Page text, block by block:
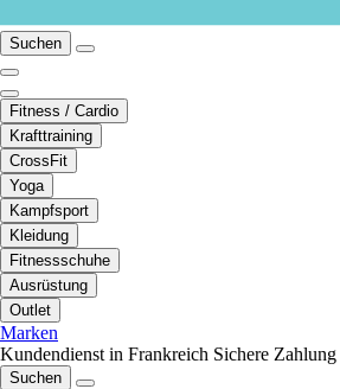
Suchen
Fitness / Cardio
Krafttraining
CrossFit
Yoga
Kampfsport
Kleidung
Fitnessschuhe
Ausrüstung
Outlet
Marken
Kundendienst in Frankreich Sichere Zahlung
Suchen